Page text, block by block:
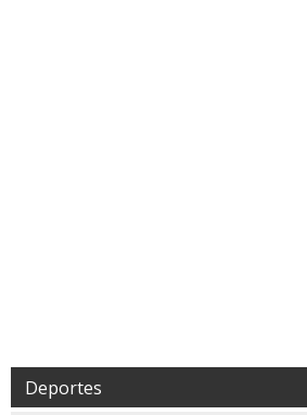
Deportes